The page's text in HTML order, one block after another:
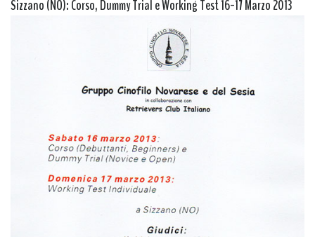
Sizzano (NO): Corso, Dummy Trial e Working Test 16-17 Marzo 2013